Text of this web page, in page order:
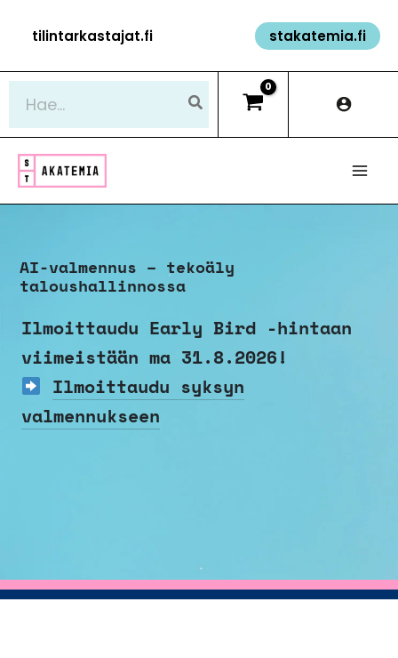
sisältöön
tilintarkastajat.fi stakatemia.fi
AI-valmennus – tekoäly
taloushallinnossa
Ilmoittaudu Early Bird -hintaan
viimeistään ma 31.8.2026!
Ilmoittaudu syksyn
valmennukseen